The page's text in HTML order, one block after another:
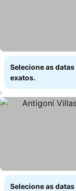
Selecione as
exatos.
Selecione as